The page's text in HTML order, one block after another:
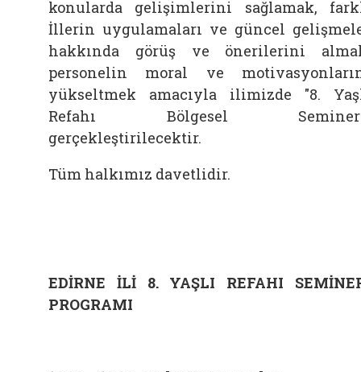
konularda gelişimlerini sağlamak,
İllerin uygulamaları ve güncel
hakkında görüş ve önerilerini
personelin moral ve
yükseltmek amacıyla ilimizde "8.
Refahı Bölgesel
gerçekleştirilecektir.
Tüm halkımız davetlidir.
EDİRNE İLİ 8. YAŞLI REFAHI
PROGRAMI